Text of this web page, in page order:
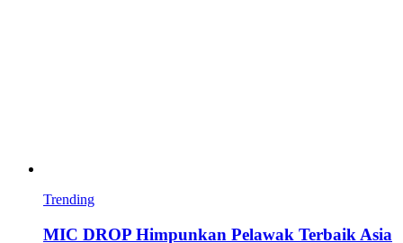
Trending
MIC DROP Himpunkan Pelawak Terbaik Asia